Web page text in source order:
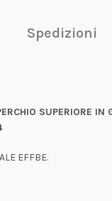
Spedizioni
SUPERIORE IN
EFFBE.